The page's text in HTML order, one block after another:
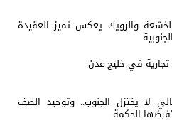
والرويك يعكس تميز العقيدة
في خليج عدن
لا يختزل الجنوب.. وتوحيد الصف
الحكمة